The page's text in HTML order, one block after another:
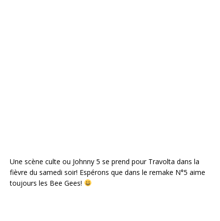
Une scène culte ou Johnny 5 se prend pour Travolta dans la
fièvre du samedi soir! Espérons que dans le remake N°5 aime
toujours les Bee Gees!